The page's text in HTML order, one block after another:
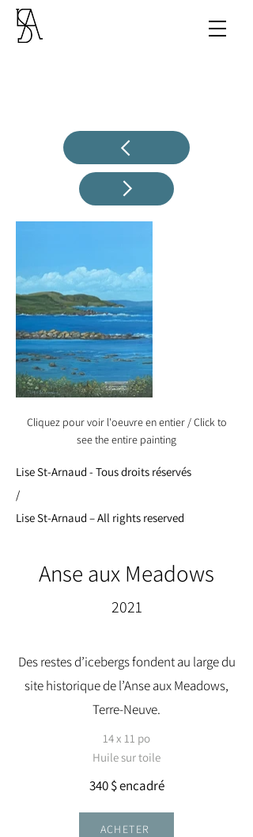
Cliquez pour voir l'oeuvre en entier / Click to
see the entire painting
Lise St-Arnaud - Tous droits réservés
/
Lise St-Arnaud – All rights reserved
Anse aux Meadows
2021
Des restes d’icebergs fondent au large du
site historique de l’Anse aux Meadows,
Terre-Neuve.
14 x 11 po
Huile sur toile
340 $ encadré
ACHETER